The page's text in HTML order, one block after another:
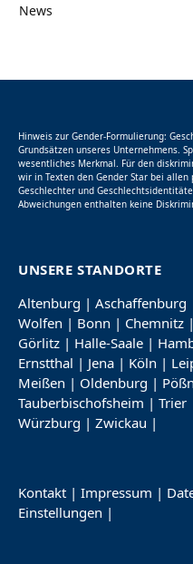
News
Hinweis zur Gender-Formulierung:
Grundsätzen unseres Unternehmens.
wesentliches Merkmal. Für den
wir in Texten den Gender Star bei
Geschlechter und
Abweichungen enthalten keine
UNSERE STANDORTE
Altenburg | Aschaffenburg
Wolfen | Bonn | Chemnitz |
Görlitz | Halle-Saale |
Ernstthal | Jena | Köln |
Meißen | Oldenburg |
Tauberbischofsheim | Trier
Würzburg | Zwickau |
Kontakt | Impressum |
Einstellungen |